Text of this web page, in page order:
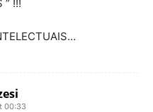
” !!!
00:33